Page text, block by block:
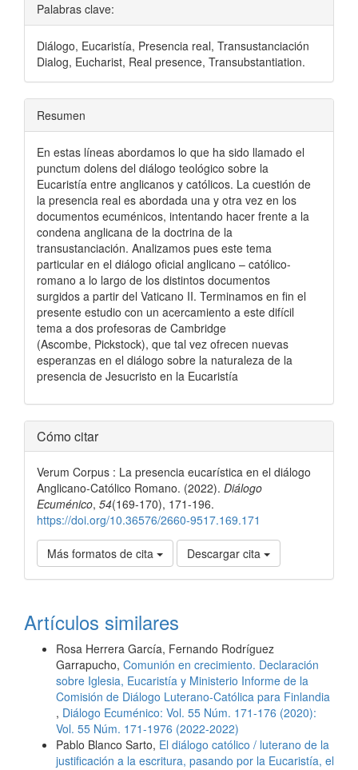
Palabras clave:
Diálogo, Eucaristía, Presencia real, Transustanciación
Dialog, Eucharist, Real presence, Transubstantiation.
Resumen
En estas líneas abordamos lo que ha sido llamado el
punctum dolens del diálogo teológico sobre la
Eucaristía entre anglicanos y católicos. La cuestión de
la presencia real es abordada una y otra vez en los
documentos ecuménicos, intentando hacer frente a la
condena anglicana de la doctrina de la
transustanciación. Analizamos pues este tema
particular en el diálogo oficial anglicano – católico-
romano a lo largo de los distintos documentos
surgidos a partir del Vaticano II. Terminamos en fin el
presente estudio con un acercamiento a este difícil
tema a dos profesoras de Cambridge
(Ascombe, Pickstock), que tal vez ofrecen nuevas
esperanzas en el diálogo sobre la naturaleza de la
presencia de Jesucristo en la Eucaristía
Detalles
del
artículo
Cómo citar
Verum Corpus : La presencia eucarística en el diálogo
Anglicano-Católico Romano. (2022). Diálogo
Ecuménico, 54(169-170), 171-196.
https://doi.org/10.36576/2660-9517.169.171
Más formatos de cita Descargar cita
Artículos similares
Rosa Herrera García, Fernando Rodríguez
Garrapucho, Comunión en crecimiento. Declaración
sobre Iglesia, Eucaristía y Ministerio Informe de la
Comisión de Diálogo Luterano-Católica para Finlandia
, Diálogo Ecuménico: Vol. 55 Núm. 171-176 (2020):
Vol. 55 Núm. 171-1976 (2022-2022)
Pablo Blanco Sarto, El diálogo católico / luterano de la
justificación a la escritura, pasando por la Eucaristía, el